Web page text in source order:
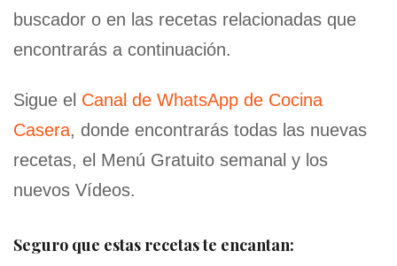
buscador o en las recetas relacionadas que
encontrarás a continuación.
Sigue el Canal de WhatsApp de Cocina
Casera, donde encontrarás todas las nuevas
recetas, el Menú Gratuito semanal y los
nuevos Vídeos.
Seguro que estas recetas te encantan: